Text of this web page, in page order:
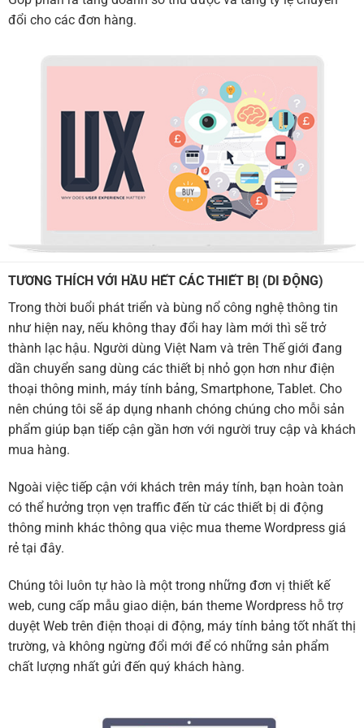
đổi cho các đơn hàng.
TƯƠNG THÍCH VỚI HẦU HẾT CÁC THIẾT BỊ (DI ĐỘNG)
Trong thời buổi phát triển và bùng nổ công nghệ thông tin
như hiện nay, nếu không thay đổi hay làm mới thì sẽ trở
thành lạc hậu. Người dùng Việt Nam và trên Thế giới đang
dần chuyển sang dùng các thiết bị nhỏ gọn hơn như điện
thoại thông minh, máy tính bảng, Smartphone, Tablet. Cho
nên chúng tôi sẽ áp dụng nhanh chóng chúng cho mỗi sản
phẩm giúp bạn tiếp cận gần hơn với người truy cập và khách
mua hàng.
Ngoài việc tiếp cận với khách trên máy tính, bạn hoàn toàn
có thể hưởng trọn vẹn traffic đến từ các thiết bị di động
thông minh khác thông qua việc mua theme Wordpress giá
rẻ tại đây.
Chúng tôi luôn tự hào là một trong những đơn vị thiết kế
web, cung cấp mẫu giao diện, bán theme Wordpress hỗ trợ
duyệt Web trên điện thoại di động, máy tính bảng tốt nhất thị
trường, và không ngừng đổi mới để có những sản phẩm
chất lượng nhất gửi đến quý khách hàng.